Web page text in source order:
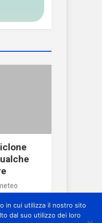
in cui utilizza il nostro sito
dal suo utilizzo dei loro